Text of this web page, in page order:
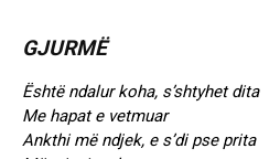
GJURMË
Është ndalur koha, s’shtyhet dita
Me hapat e vetmuar
Ankthi më ndjek, e s’di pse prita